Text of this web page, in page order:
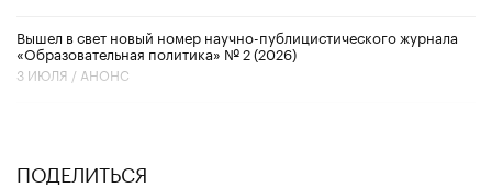
Вышел в свет новый номер научно-публицистического журнала
«Образовательная политика» № 2 (2026)
3 ИЮЛЯ / АНОНС
ПОДЕЛИТЬСЯ